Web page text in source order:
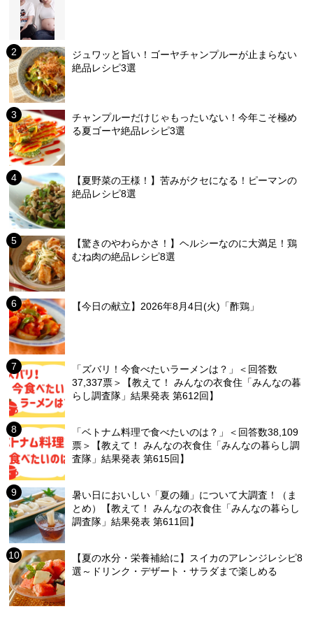
ジュワッと旨い！ゴーヤチャンプルーが止まらない
絶品レシピ3選
チャンプルーだけじゃもったいない！今年こそ極め
る夏ゴーヤ絶品レシピ3選
【夏野菜の王様！】苦みがクセになる！ピーマンの
絶品レシピ8選
【驚きのやわらかさ！】ヘルシーなのに大満足！鶏
むね肉の絶品レシピ8選
【今日の献立】2026年8月4日(火)「酢鶏」
「ズバリ！今食べたいラーメンは？」＜回答数
37,337票＞【教えて！ みんなの衣食住「みんなの暮
らし調査隊」結果発表 第612回】
「ベトナム料理で食べたいのは？」＜回答数38,109
票＞【教えて！ みんなの衣食住「みんなの暮らし調
査隊」結果発表 第615回】
暑い日においしい「夏の麺」について大調査！（ま
とめ）【教えて！ みんなの衣食住「みんなの暮らし
調査隊」結果発表 第611回】
【夏の水分・栄養補給に】スイカのアレンジレシピ8
選～ドリンク・デザート・サラダまで楽しめる